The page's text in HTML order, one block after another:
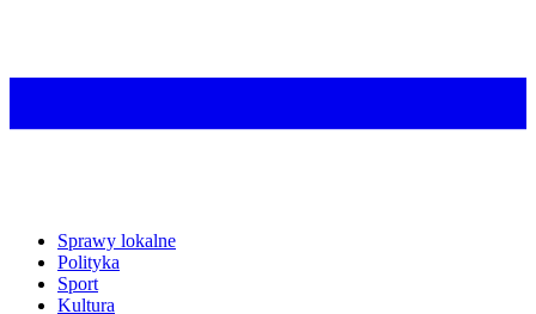
Sprawy lokalne
Polityka
Sport
Kultura